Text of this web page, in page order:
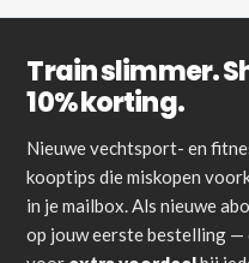
Train slimmer.
10% korting.
Nieuwe vechtsport- en
kooptips die miskopen
in je mailbox. Als nieuwe
op jouw eerste bestelling —